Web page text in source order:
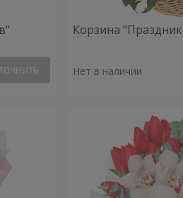
Корзина
Нет в наличии